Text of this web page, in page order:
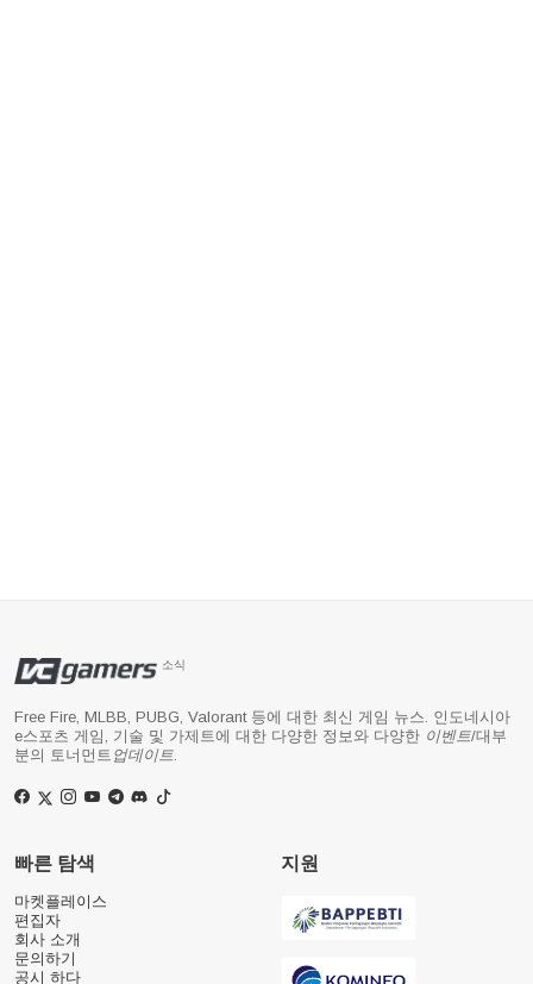
소식
Free Fire, MLBB, PUBG, Valorant 등에 대한 최신 게임 뉴스. 인도네시아
e스포츠 게임, 기술 및 가제트에 대한 다양한 정보와 다양한 이벤트/대부
분의 토너먼트 업데이트
빠른 탐색
마켓플레이스
편집자
회사 소개
문의하기
공시 하다
지원